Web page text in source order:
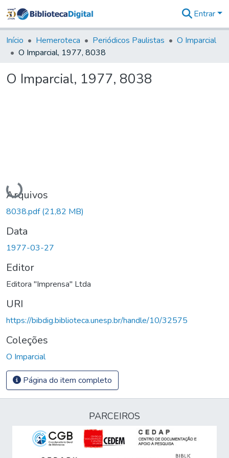
&
Coleções
Tudo na
Digital
Entrar
Início Hemeroteca Periódicos Paulistas
O Imparcial
O Imparcial, 1977, 8038
O Imparcial, 1977, 8038
Carregando...
Arquivos
8038.pdf(21,82 MB)
Data
1977-03-27
Editor
Editora "Imprensa" Ltda
URI
https://bibdig.biblioteca.unesp.br/handle/10/32575
Coleções
O Imparcial
Página do item completo
PARCEIROS